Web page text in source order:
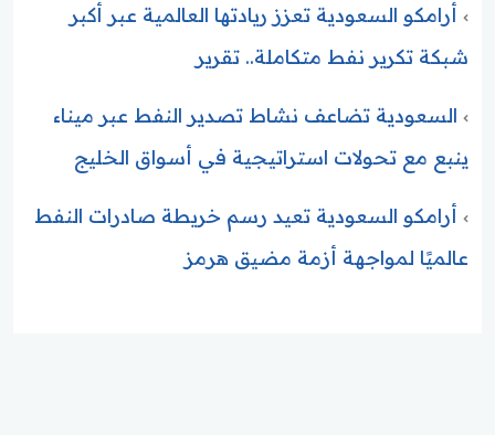
أرامكو السعودية تعزز ريادتها العالمية عبر أكبر
شبكة تكرير نفط متكاملة.. تقرير
السعودية تضاعف نشاط تصدير النفط عبر ميناء
ينبع مع تحولات استراتيجية في أسواق الخليج
أرامكو السعودية تعيد رسم خريطة صادرات النفط
عالميًا لمواجهة أزمة مضيق هرمز